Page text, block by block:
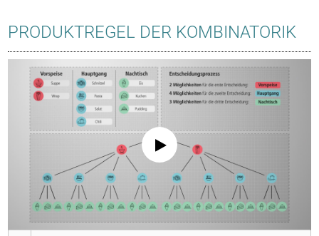
PRODUKTREGEL DER KOMBINATORIK